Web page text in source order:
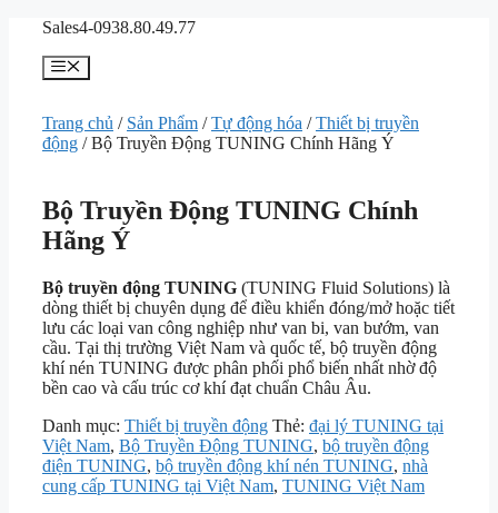
Chuyển
dung
Sales4-0938.80.49.77
Menu
Trang chủ / Sản Phẩm /Tự động hóa /Thiết bị truyền
động / Bộ Truyền Động TUNING Chính Hãng Ý
Bộ Truyền Động TUNING Chính
Hãng Ý
Bộ truyền động TUNING (TUNING Fluid Solutions) là
dòng thiết bị chuyên dụng để điều khiển đóng/mở hoặc tiết
lưu các loại van công nghiệp như van bi, van bướm, van
cầu. Tại thị trường Việt Nam và quốc tế, bộ truyền động
khí nén TUNING được phân phối phổ biến nhất nhờ độ
bền cao và cấu trúc cơ khí đạt chuẩn Châu Âu.
Danh mục: Thiết bị truyền động Thẻ: đại lý TUNING tại
Việt Nam, Bộ Truyền Động TUNING, bộ truyền động
điện TUNING, bộ truyền động khí nén TUNING, nhà
cung cấp TUNING tại Việt Nam, TUNING Việt Nam